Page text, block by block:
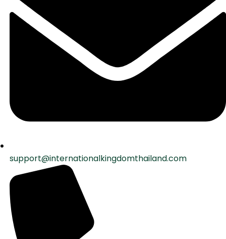
support@internationalkingdomthailand.com